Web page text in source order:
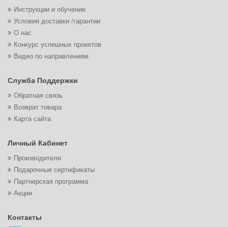
Инструкции и обучение
Условия доставки /гарантии
О нас
Конкурс успешных проектов
Видео по направлениям
Служба Поддержки
Обратная связь
Возврат товара
Карта сайта
Личный Кабинет
Производители
Подарочные сертификаты
Партнерская программа
Акции
Контакты